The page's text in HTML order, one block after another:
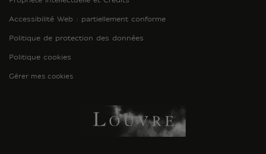
Accessibilité Web : partiellement conforme
Politique de protection des données
Politique cookies
Gérer mes cookies